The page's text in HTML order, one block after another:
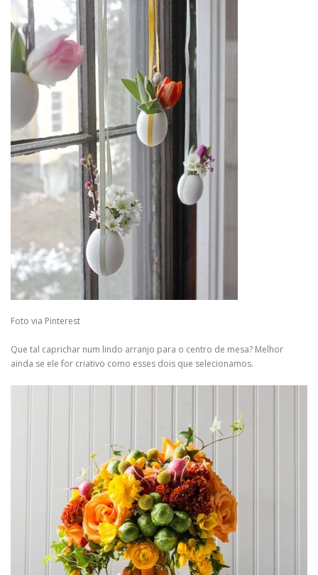
Foto via Pinterest
Que tal caprichar num lindo arranjo para o centro de mesa? Melhor
ainda se ele for criativo como esses dois que selecionamos.